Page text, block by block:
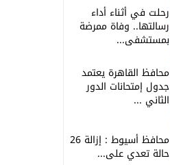
رحلت في أثناء أداء
رسالتها.. وفاة ممرضة
بمستشفى...
محافظ القاهرة يعتمد
جدول إمتحانات الدور
الثاني ...
محافظ أسيوط : إزالة 26
حالة تعدي على...